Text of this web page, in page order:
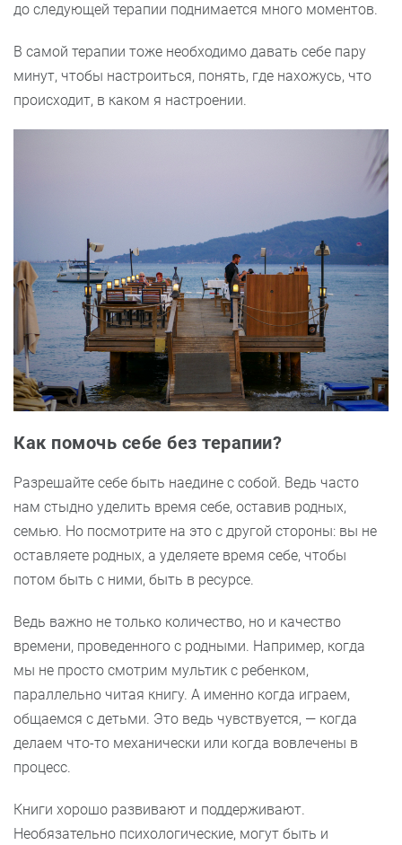
до следующей терапии поднимается много моментов.
В самой терапии тоже необходимо давать себе пару
минут, чтобы настроиться, понять, где нахожусь, что
происходит, в каком я настроении.
Как помочь себе без терапии?
Разрешайте себе быть наедине с собой. Ведь часто
нам стыдно уделить время себе, оставив родных,
семью. Но посмотрите на это с другой стороны: вы не
оставляете родных, а уделяете время себе, чтобы
потом быть с ними, быть в ресурсе.
Ведь важно не только количество, но и качество
времени, проведенного с родными. Например, когда
мы не просто смотрим мультик с ребенком,
параллельно читая книгу. А именно когда играем,
общаемся с детьми. Это ведь чувствуется, — когда
делаем что-то механически или когда вовлечены в
процесс.
Книги хорошо развивают и поддерживают.
Необязательно психологические, могут быть и